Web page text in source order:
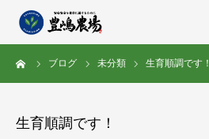
ブログ 未分類 生育順調です！
生育順調です！
豊嶋農場の想い